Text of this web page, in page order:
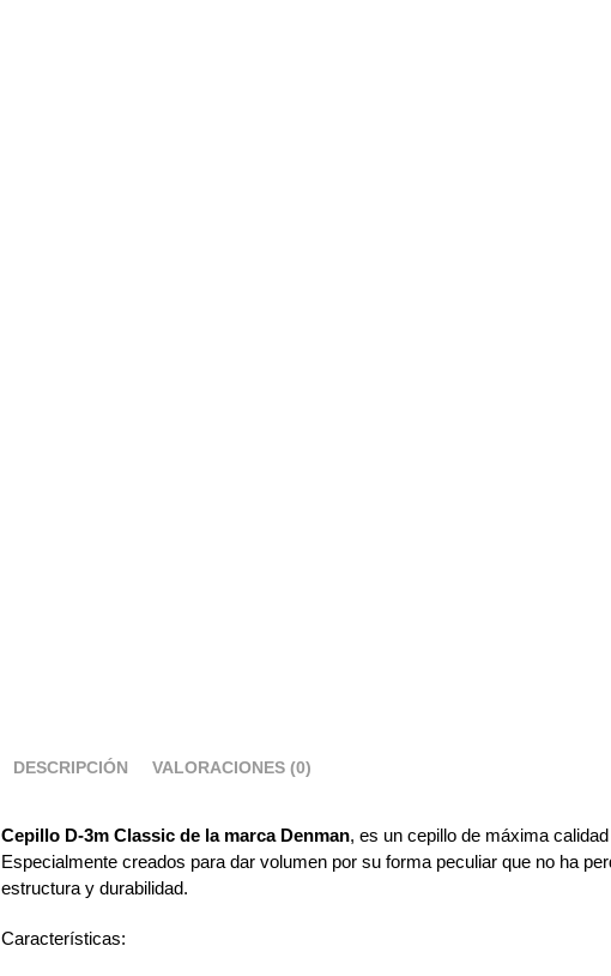
DESCRIPCIÓN VALORACIONES (0)
Cepillo D-3m Classic de la marca Denman, es un cepillo de máxima
Especialmente creados para dar volumen por su forma peculiar que no ha
estructura y durabilidad.
Características: